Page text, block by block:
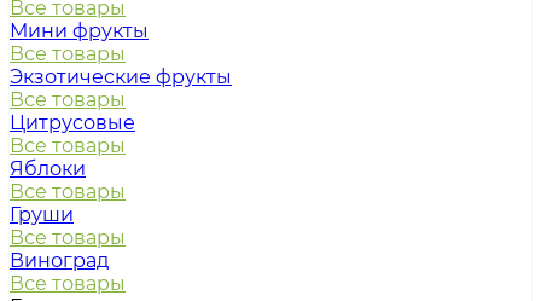
Все товары
Мини фрукты
Все товары
Экзотические фрукты
Все товары
Цитрусовые
Все товары
Яблоки
Все товары
Груши
Все товары
Виноград
Все товары